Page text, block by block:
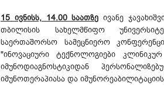
15 ივნისს, 14.00 საათზე ივანე
თბილისის სახელმწიფო
საერთაშორსო სამეცნიერო
"ინოვაციური ტექნოლოგიები
იმუნოდიაგნოსტიკიდან
იმუნოთერაპიასა და